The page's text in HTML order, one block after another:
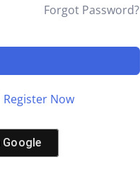
Forgot Password?
Register Now
Google